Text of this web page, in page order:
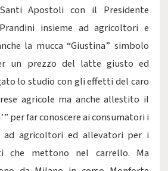
Apostoli con il Presidente
insieme ad agricoltori e
la mucca “Giustina” simbolo
un prezzo del latte giusto ed
lo studio con gli effetti del caro
agricole ma anche allestito il
per far conoscere ai consumatori i
ad agricoltori ed allevatori per i
che mettono nel carrello. Ma